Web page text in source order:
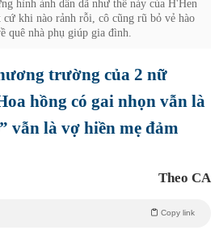
hình ảnh dân dã như thế này của H'Hen
khi nào rảnh rỗi, cô cũng rũ bỏ vẻ hào
quê nhà phụ giúp gia đình.
trường của 2 nữ
hồng có gai nhọn vẫn là
vẫn là vợ hiền mẹ đảm
Theo CA
Copy link